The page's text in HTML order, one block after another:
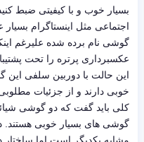
بسیار خوب و با کیفیتی ضبط
اجتماعی مثل اینستاگرام
گوشی نام برده شده علیرغم
عکسبرداری پرتره را تحت
این حالت با دوربین سلفی
خوبی دارند و از جزئیات مطلوبی
گوشی های بسیار خوبی هستند.